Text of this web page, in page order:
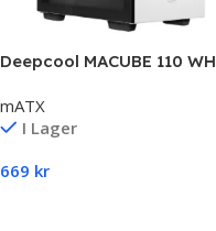
Deepcool MACUBE 110 WH
mATX
I Lager
669 kr